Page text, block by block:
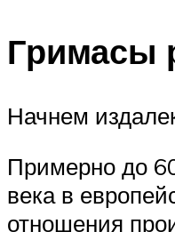
Гримасы
Начнем
Примерно до
века в
отношения